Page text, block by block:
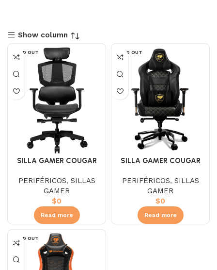
Show column
SOLD OUT
SILLA GAMER COUGAR
3MARGOSB-0001
PERIFÉRICOS, SILLAS
GAMER
$0
Read more
SOLD OUT
SILLA GAMER COUGAR
3MTITANR-0001
PERIFÉRICOS, SILLAS
GAMER
$0
Read more
SOLD OUT